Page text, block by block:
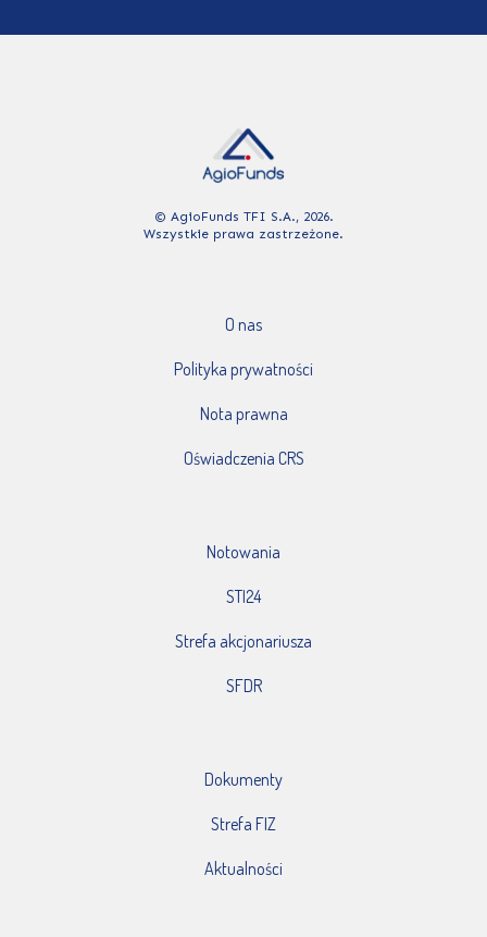
© AgioFunds TFI S.A., 2026.
Wszystkie prawa zastrzeżone.
O nas
Polityka prywatności
Nota prawna
Oświadczenia CRS
Notowania
STI24
Strefa akcjonariusza
SFDR
Dokumenty
Strefa FIZ
Aktualności